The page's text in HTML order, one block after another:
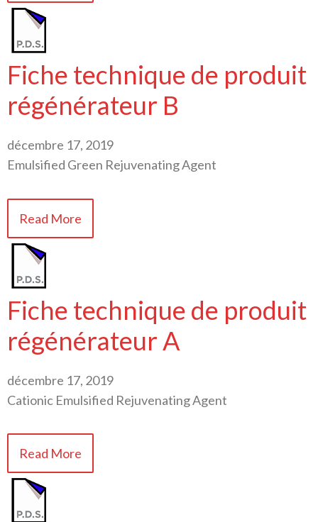
Fiche technique de produit
régénérateur B
décembre 17, 2019
Emulsified Green Rejuvenating Agent
Read More
Fiche technique de produit
régénérateur A
décembre 17, 2019
Cationic Emulsified Rejuvenating Agent
Read More